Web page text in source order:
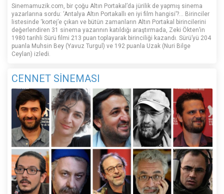
Sinemamuzik.com, bir çoğu Altın Portakal’da jürilik de yapmış sinema
yazarlarına sordu: ‘Antalya Altın Portakallı en iyi film hangisi’?... Birinciler
listesinde ‘kortej’e çıkan ve bütün zamanların Altın Portakal birincilerini
değerlendiren 31 sinema yazarının katıldığı araştırmada, Zeki Ökten’in
1980 tarihli Sürü filmi 213 puan toplayarak birinciliği kazandı. Sürü’yü 204
puanla Muhsin Bey (Yavuz Turgul) ve 192 puanla Uzak (Nuri Bilge
Ceylan) izledi.
CENNET SİNEMASI